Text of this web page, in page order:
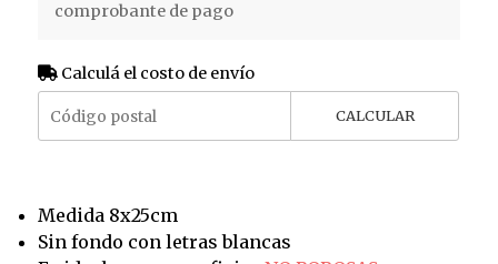
comprobante de pago
Calculá el costo de envío
CALCULAR
Medida 8x25cm
Sin fondo con letras blancas